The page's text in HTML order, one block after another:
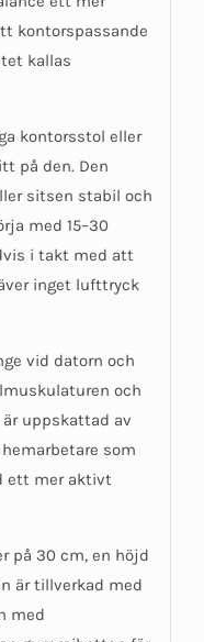
kontorspassande
kallas
kontorsstol eller
på den. Den
sitsen stabil och
med 15–30
i takt med att
inget lufttryck
vid datorn och
och
uppskattad av
som
ett mer aktivt
på 30 cm, en höjd
är tillverkad med
med